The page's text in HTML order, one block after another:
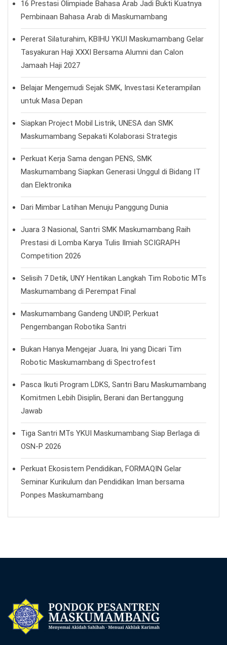
16 Prestasi Olimpiade Bahasa Arab Jadi Bukti Kuatnya
Pembinaan Bahasa Arab di Maskumambang
Pererat Silaturahim, KBIHU YKUI Maskumambang Gelar
Tasyakuran Haji XXXI Bersama Alumni dan Calon
Jamaah Haji 2027
Belajar Mengemudi Sejak SMK, Investasi Keterampilan
untuk Masa Depan
Siapkan Project Mobil Listrik, UNESA dan SMK
Maskumambang Sepakati Kolaborasi Strategis
Perkuat Kerja Sama dengan PENS, SMK
Maskumambang Siapkan Generasi Unggul di Bidang IT
dan Elektronika
Dari Mimbar Latihan Menuju Panggung Dunia
Juara 3 Nasional, Santri SMK Maskumambang Raih
Prestasi di Lomba Karya Tulis Ilmiah SCIGRAPH
Competition 2026
Selisih 7 Detik, UNY Hentikan Langkah Tim Robotic MTs
Maskumambang di Perempat Final
Maskumambang Gandeng UNDIP, Perkuat
Pengembangan Robotika Santri
Bukan Hanya Mengejar Juara, Ini yang Dicari Tim
Robotic Maskumambang di Spectrofest
Pasca Ikuti Program LDKS, Santri Baru Maskumambang
Komitmen Lebih Disiplin, Berani dan Bertanggung
Jawab
Tiga Santri MTs YKUI Maskumambang Siap Berlaga di
OSN-P 2026
Perkuat Ekosistem Pendidikan, FORMAQIN Gelar
Seminar Kurikulum dan Pendidikan Iman bersama
Ponpes Maskumambang